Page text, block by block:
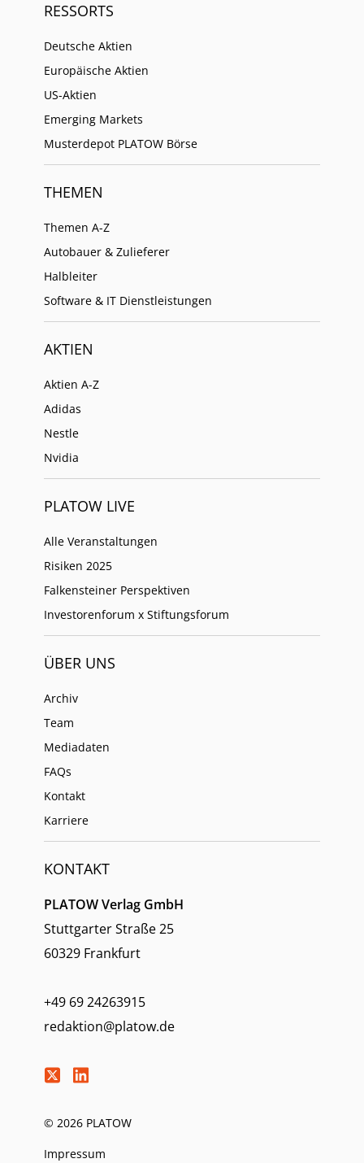
RESSORTS
Deutsche Aktien
Europäische Aktien
US-Aktien
Emerging Markets
Musterdepot PLATOW Börse
THEMEN
Themen A-Z
Autobauer & Zulieferer
Halbleiter
Software & IT Dienstleistungen
AKTIEN
Aktien A-Z
Adidas
Nestle
Nvidia
PLATOW LIVE
Alle Veranstaltungen
Risiken 2025
Falkensteiner Perspektiven
Investorenforum x Stiftungsforum
ÜBER UNS
Archiv
Team
Mediadaten
FAQs
Kontakt
Karriere
KONTAKT
PLATOW Verlag GmbH
Stuttgarter Straße 25
60329 Frankfurt
+49 69 24263915
redaktion@platow.de
© 2026 PLATOW
Impressum